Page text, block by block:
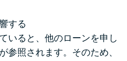
する
いると、他のローンを申し
参照されます。そのため、